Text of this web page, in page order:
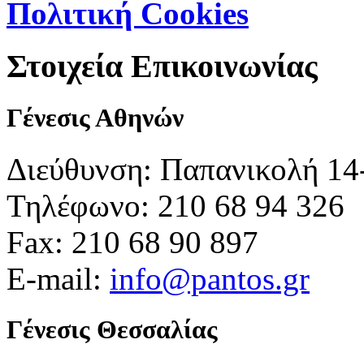
Πολιτική Cookies
Στοιχεία Επικοινωνίας
Γένεσις Αθηνών
Διεύθυνση: Παπανικολή
Τηλέφωνο: 210 68 94 326
Fax: 210 68 90 897
E-mail: info@pantos.gr
Γένεσις Θεσσαλίας